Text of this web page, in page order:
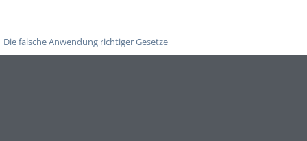
Die falsche Anwendung richtiger Gesetze